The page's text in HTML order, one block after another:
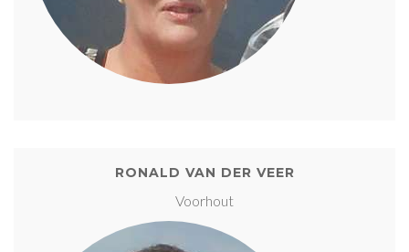
RONALD VAN DER VEER
Voorhout